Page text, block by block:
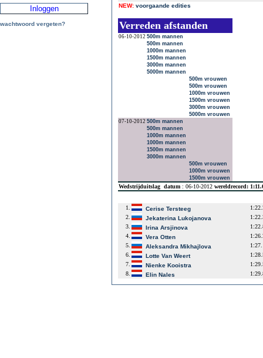
wachtwoord vergeten?
NEW: voorgaande edities
Verreden afstanden
06-10-2012 500m mannen
500m mannen
1000m mannen
1500m mannen
3000m mannen
5000m mannen
500m vrouwen
500m vrouwen
1000m vrouwen
1500m vrouwen
3000m vrouwen
5000m vrouwen
07-10-2012 500m mannen
500m mannen
1000m mannen
1000m mannen
1500m mannen
3000m mannen
500m vrouwen
1000m vrouwen
1500m vrouwen
Wedstrijduitslag datum : 06-10-2012 wereldrecord:
1. Cerise Tersteeg
2.
Jekaterina Lukojanova
3.
Irina Arsjinova
4.
Vera Otten
5.
Aleksandra Mikhajlova
6.
Lotte Van Weert
7.
Nienke Kooistra
8.
Elin Nales